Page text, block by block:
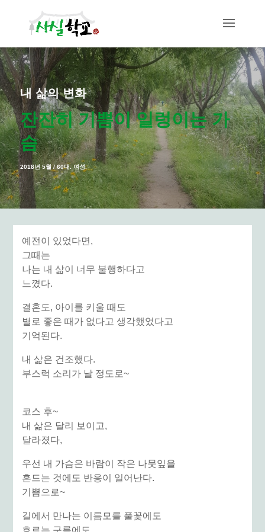
내 삶의 변화
잔잔히 기쁨이 일렁이는 가
슴
2018년 5월 / 60대. 여성.
예전이 있었다면,
그때는
나는 내 삶이 너무 불행하다고
느꼈다.
결혼도, 아이를 키울 때도
별로 좋은 때가 없다고 생각했었다고
기억된다.
내 삶은 건조했다.
부스럭 소리가 날 정도로~
코스 후~
내 삶은 달리 보이고,
달라졌다,
우선 내 가슴은 바람이 작은 나뭇잎을
흔드는 것에도 반응이 일어난다.
기쁨으로~
길에서 만나는 이름모를 풀꽃에도
흐르는 구름에도